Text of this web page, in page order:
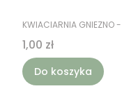
PRODUCENT
KWIACIARNIA GNIEZNO
Cena
1,00 zł
Do koszyka